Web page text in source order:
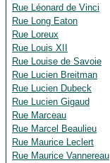
Rue Léonard de Vinci
Rue Long Eaton
Rue Loreux
Rue Louis XII
Rue Louise de Savoie
Rue Lucien Breitman
Rue Lucien Dubeck
Rue Lucien Gigaud
Rue Marceau
Rue Marcel Beaulieu
Rue Maurice Leclert
Rue Maurice Vannereau